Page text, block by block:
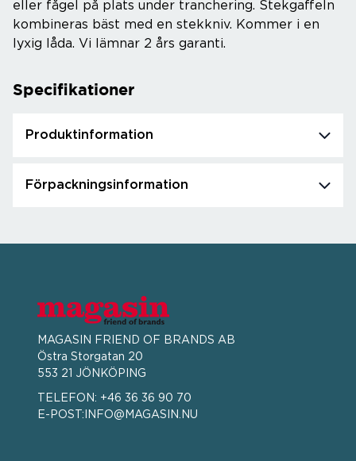
eller fågel på plats under tranchering. Stekgaffeln
kombineras bäst med en stekkniv. Kommer i en
lyxig låda. Vi lämnar 2 års garanti.
Specifikationer
Produktinformation
Förpackningsinformation
MAGASIN FRIEND OF BRANDS AB
Östra Storgatan 20
553 21 JÖNKÖPING
TELEFON: +46 36 36 90 70
E-POST: INFO@MAGASIN.NU